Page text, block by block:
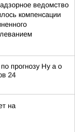
ведомство
компенсации
прогнозу Ну а о
24
на